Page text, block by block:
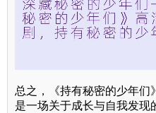
总之，《持有秘密的少年们
是一场关于成长与自我发现